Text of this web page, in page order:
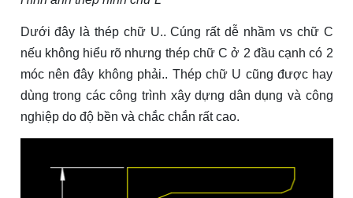
Dưới đây là thép chữ U.. Cúng rất dễ nhầm vs chữ C
nếu không hiểu rõ nhưng thép chữ C ở 2 đầu cạnh có 2
móc nên đây không phải.. Thép chữ U cũng được hay
dùng trong các công trình xây dựng dân dụng và công
nghiệp do độ bền và chắc chắn rất cao.